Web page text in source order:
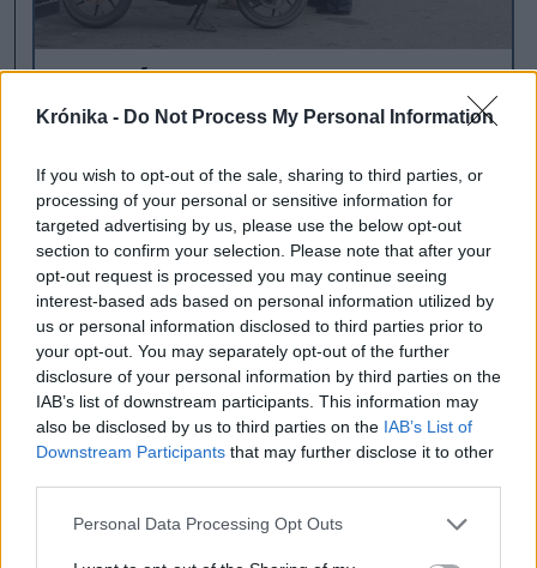
Krónika - Do Not Process My Personal Information
If you wish to opt-out of the sale, sharing to third parties, or
processing of your personal or sensitive information for
targeted advertising by us, please use the below opt-out
section to confirm your selection. Please note that after your
opt-out request is processed you may continue seeing
interest-based ads based on personal information utilized by
us or personal information disclosed to third parties prior to
your opt-out. You may separately opt-out of the further
disclosure of your personal information by third parties on the
IAB’s list of downstream participants. This information may
also be disclosed by us to third parties on the IAB’s List of
Downstream Participants that may further disclose it to other
Personal Data Processing Opt Outs
2022 óta
megkétszereződött a
száma – Honnan és hová
érkeznek a legtöbben?
Több mint 100 ezer külföldi
állampolgárnak volt érvényes
munkavállalási célú tartózkodási
engedélye 2024 végén, a legtöbben
Nepálból és Srí Lankáról érkeztek – derül
ki az Economica.net elemzéséből.